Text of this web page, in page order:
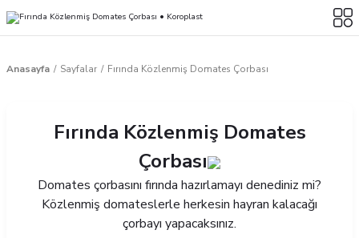
Anasayfa Sayfalar Fırında Közlenmiş Domates Çorbası
Fırında Közlenmiş Domates
Çorbası
Domates çorbasını fırında hazırlamayı denediniz mi?
Közlenmiş domateslerle herkesin hayran kalacağı
çorbayı yapacaksınız.